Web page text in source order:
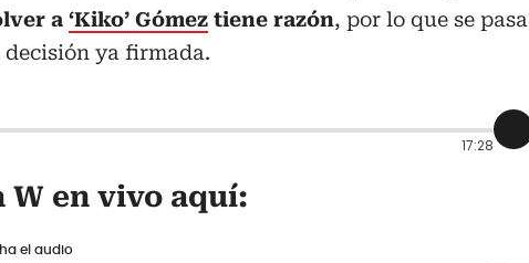
a ‘Kiko’ Gómez tiene razón, por lo que se pasa
ya firmada.
17:28
W en vivo aquí:
el audio